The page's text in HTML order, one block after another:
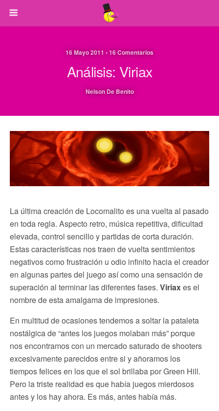
16 Mayo 2011 • 16 Comentarios
Análisis: Viriax
Nelson De Benito
La última creación de Locomalito es una vuelta al pasado
en toda regla. Aspecto retro, música repetitiva, dificultad
elevada, control sencillo y partidas de corta duración.
Estas características nos traen de vuelta sentimientos
negativos como frustración u odio infinito hacia el creador
en algunas partes del juego así como una sensación de
superación al terminar las diferentes fases. Viriaxes el
nombre de esta amalgama de impresiones.
En multitud de ocasiones tendemos a soltar la pataleta
nostálgica de “antes los juegos molaban más” porque
nos encontramos con un mercado saturado de shooters
excesivamente parecidos entre si y añoramos los
tiempos felices en los que el sol brillaba por Green Hill.
Pero la triste realidad es que había juegos mierdosos
antes y los hay ahora. Es más, antes había más.